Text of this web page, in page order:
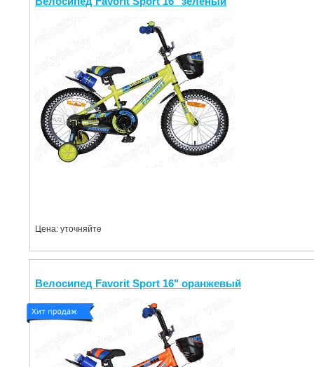
Цена: уточняйте
Велосипед Favorit Sport 16" оранжевый